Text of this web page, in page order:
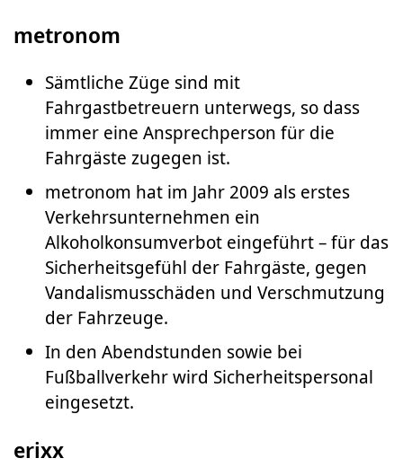
metronom
Sämtliche Züge sind mit
Fahrgastbetreuern unterwegs, so dass
immer eine Ansprechperson für die
Fahrgäste zugegen ist.
metronom hat im Jahr 2009 als erstes
Verkehrsunternehmen ein
Alkoholkonsumverbot eingeführt – für das
Sicherheitsgefühl der Fahrgäste, gegen
Vandalismusschäden und Verschmutzung
der Fahrzeuge.
In den Abendstunden sowie bei
Fußballverkehr wird Sicherheitspersonal
eingesetzt.
erixx